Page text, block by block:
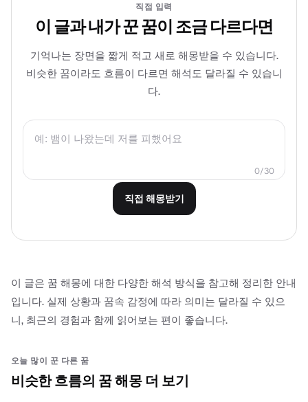
직접 입력
이 글과 내가 꾼 꿈이 조금 다르다면
기억나는 장면을 짧게 적고 새로 해몽받을 수 있습니다.
비슷한 꿈이라도 흐름이 다르면 해석도 달라질 수 있습니
다.
0/30
직접 해몽받기
이 글은 꿈 해몽에 대한 다양한 해석 방식을 참고해 정리한 안내
입니다. 실제 상황과 꿈속 감정에 따라 의미는 달라질 수 있으
니, 최근의 경험과 함께 읽어보는 편이 좋습니다.
오늘 많이 꾼 다른 꿈
비슷한 흐름의 꿈 해몽 더 보기